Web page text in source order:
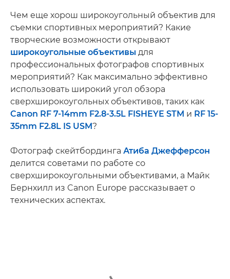
Чем еще хорош широкоугольный объектив для
съемки спортивных мероприятий? Какие
творческие возможности открывают
широкоугольные объективы для
профессиональных фотографов спортивных
мероприятий? Как максимально эффективно
использовать широкий угол обзора
сверхширокоугольных объективов, таких как
Canon RF 7-14mm F2.8-3.5L FISHEYE STM и RF 15-
35mm F2.8L IS USM?
Фотограф скейтбординга Атиба Джефферсон
делится советами по работе со
сверхширокоугольными объективами, а Майк
Бернхилл из Canon Europe рассказывает о
технических аспектах.